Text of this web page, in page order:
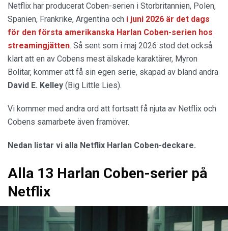
Netflix har producerat Coben-serien i Storbritannien, Polen,
Spanien, Frankrike, Argentina och i juni 2026 är det dags
för den första amerikanska Harlan Coben-serien hos
streamingjätten. Så sent som i maj 2026 stod det också
klart att en av Cobens mest älskade karaktärer, Myron
Bolitar, kommer att få sin egen serie, skapad av bland andra
David E. Kelley (Big Little Lies).
Vi kommer med andra ord att fortsatt få njuta av Netflix och
Cobens samarbete även framöver.
Nedan listar vi alla Netflix Harlan Coben-deckare.
Alla 13 Harlan Coben-serier på
Netflix